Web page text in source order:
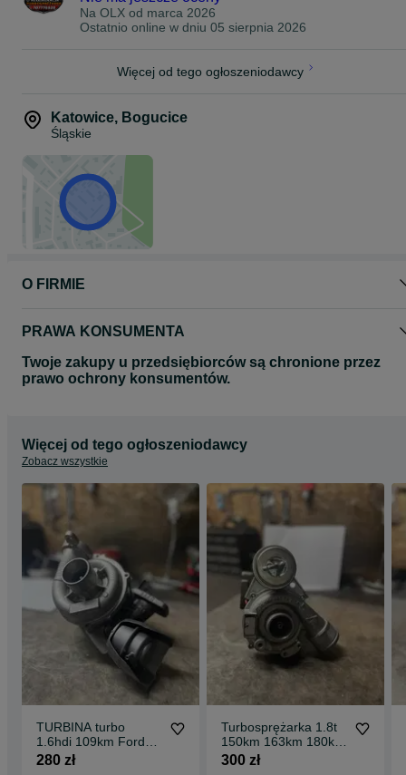
Na OLX od marca 2026
Ostatnio online w dniu 05 sierpnia 2026
Więcej od tego ogłoszeniodawcy
Katowice, Bogucice
Śląskie
O FIRMIE
PRAWA KONSUMENTA
Twoje zakupy u przedsiębiorców są chronione przez
prawo ochrony konsumentów.
Więcej od tego ogłoszeniodawcy
Zobacz wszystkie
TURBINA turbo
1.6hdi 109km Ford
Mazda Citroen
280 zł
Turbosprężarka 1.8t
150km 163km 180km
audi a4 a6 vw passat
300 zł